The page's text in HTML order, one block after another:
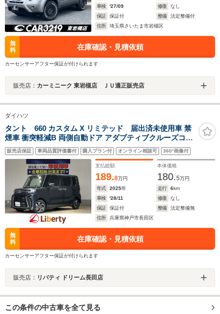
車検
'27/09 修復
なし
保証
保証付 整備
法定整備付
住所
埼玉県さいたま市岩槻区
無
料
在庫確認・見積依頼
カーセンサーアフター保証が付けられます
販売店： カーミニーク 東岩槻店 ＪＵ適正販売店
ダイハツ
タント 660 カスタム X リミテッド 届出済未使用車 禁
煙車 衝突軽減B 両側自動ドア アダプティブクルーズコン
トロール 電子パーキング 前席シートヒーター LEDヘッド
ライト フォグライト スマートキー アイドリングストップ
純正アルミホイール
販売店保証 車両品質評価書付 購入プラン付 オンライン相談可 360°画像付
支払総額
189.8万円
本体価格
180.5万円
年式
2025年 走行 6km
車検
'28/11 修復
なし
保証
保証付 整備
法定整備無
住所
兵庫県神戸市長田区
無
料
在庫確認・見積依頼
カーセンサーアフター保証が付けられます
販売店： リバティ ドリーム長田店
この条件の中古車を全て見る